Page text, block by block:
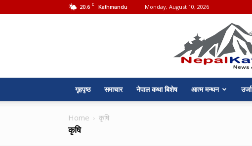
20.6 C Kathmandu Monday, August 10, 2026
गृहपृष्ठ समाचार नेपाल कथा बिशेष आत्म मन्थन उर्जा
Home कृषि
कृषि